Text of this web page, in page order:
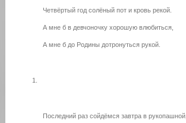
Четвёртый год солёный пот и кровь рекой.
А мне б в девчоночку хорошую влюбиться,
А мне б до Родины дотронуться рукой.
Последний раз сойдёмся завтра в рукопашной,